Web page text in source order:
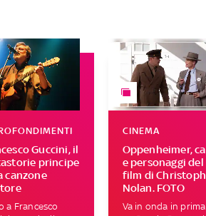
Guccini, il
principe
canzone
a Francesco
Oppenheimer,
e personaggi del
film di
Nolan. FOTO
CINEMA
Va in onda in